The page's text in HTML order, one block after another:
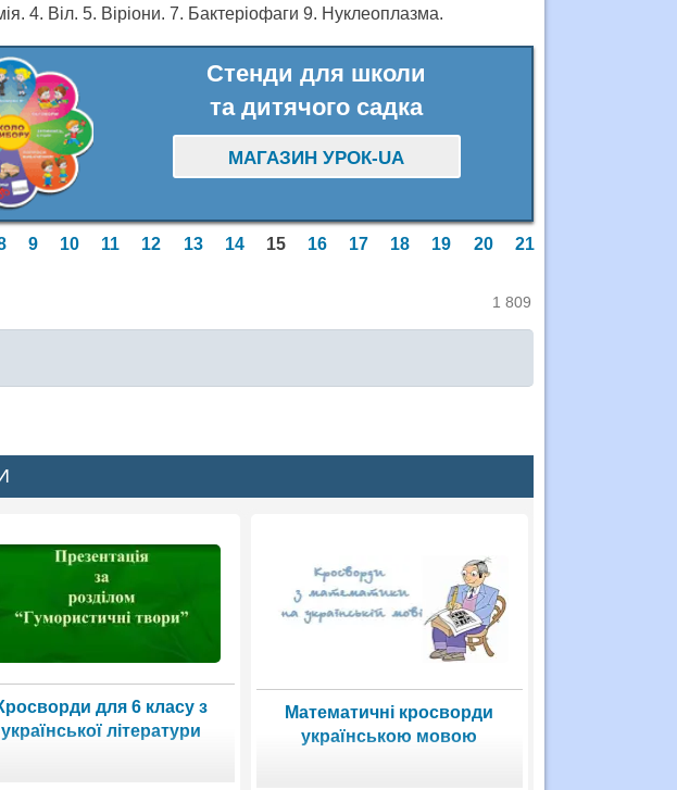
4. Віл. 5. Віріони. 7. Бактеріофаги 9. Нуклеоплазма.
Стенди для школи
та дитячого садка
МАГАЗИН УРОК-UA
9 10 11 12 13 14 15 16 17 18 19 20
21
1 809
для 6 класу з
української літератури
Математичні кросворди
українською мовою